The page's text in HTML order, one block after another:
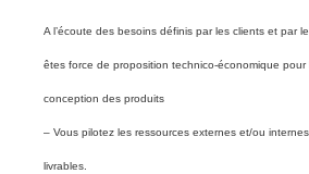
A l’écoute des besoins définis par les clients et par
êtes force de proposition technico-économique
conception des produits
– Vous pilotez les ressources externes et/ou
livrables.